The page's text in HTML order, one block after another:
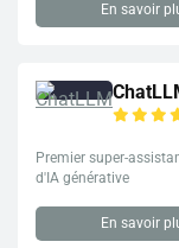
En savoir
Premier super-
d'IA générative
En savoir